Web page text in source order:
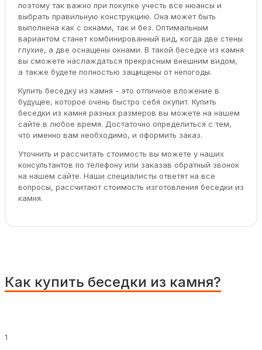
поэтому так важно при покупке учесть все нюансы и
выбрать правильную конструкцию. Она может быть
выполнена как с окнами, так и без. Оптимальным
вариантом станет комбинированный вид, когда две стены
глухие, а две оснащены окнами. В такой беседке из камня
вы сможете наслаждаться прекрасным внешним видом,
а также будете полностью защищены от непогоды.
Купить беседку из камня - это отличное вложение в
будущее, которое очень быстро себя окупит. Купить
беседки из камня разных размеров вы можете на нашем
сайте в любое время. Достаточно определиться с тем,
что именно вам необходимо, и оформить заказ.
Уточнить и рассчитать стоимость вы можете у наших
консультантов по телефону или заказав обратный звонок
на нашем сайте. Наши специалисты ответят на все
вопросы, рассчитают стоимость изготовления беседки из
камня.
Как купить беседки из камня?
1